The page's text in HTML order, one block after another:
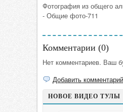
Фотография из общего
- Общие фото-711
Комментарии (0)
Нет комментариев. Ваш
Добавить комментарий
НОВОЕ ВИДЕО ТУЛЫ